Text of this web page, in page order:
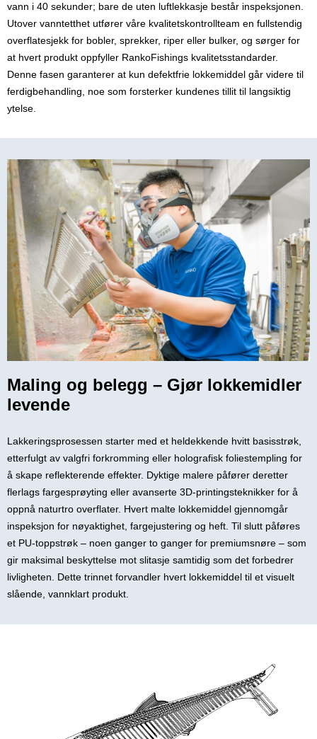
vann i 40 sekunder; bare de uten luftlekkasje består inspeksjonen.
Utover vanntetthet utfører våre kvalitetskontrollteam en fullstendig
overflatesjekk for bobler, sprekker, riper eller bulker, og sørger for
at hvert produkt oppfyller RankoFishings kvalitetsstandarder.
Denne fasen garanterer at kun defektfrie lokkemiddel går videre til
ferdigbehandling, noe som forsterker kundenes tillit til langsiktig
ytelse.
Maling og belegg – Gjør lokkemidler
levende
Lakkeringsprosessen starter med et heldekkende hvitt basisstrøk,
etterfulgt av valgfri forkromming eller holografisk foliestempling for
å skape reflekterende effekter. Dyktige malere påfører deretter
flerlags fargesprøyting eller avanserte 3D-printingsteknikker for å
oppnå naturtro overflater. Hvert malte lokkemiddel gjennomgår
inspeksjon for nøyaktighet, fargejustering og heft. Til slutt påføres
et PU-toppstrøk – noen ganger to ganger for premiumsnøre – som
gir maksimal beskyttelse mot slitasje samtidig som det forbedrer
livligheten. Dette trinnet forvandler hvert lokkemiddel til et visuelt
slående, vannklart produkt.